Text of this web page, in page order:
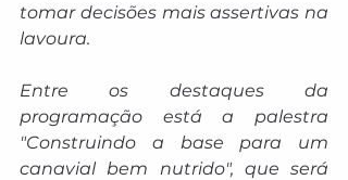
tomar decisões mais assertivas na
lavoura.
Entre os destaques da
programação está a palestra
"Construindo a base para um
canavial bem nutrido", que será